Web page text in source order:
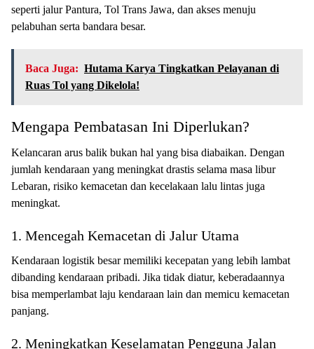
seperti jalur Pantura, Tol Trans Jawa, dan akses menuju
pelabuhan serta bandara besar.
Baca Juga: Hutama Karya Tingkatkan Pelayanan di
Ruas Tol yang Dikelola!
Mengapa Pembatasan Ini Diperlukan?
Kelancaran arus balik bukan hal yang bisa diabaikan. Dengan
jumlah kendaraan yang meningkat drastis selama masa libur
Lebaran, risiko kemacetan dan kecelakaan lalu lintas juga
meningkat.
1. Mencegah Kemacetan di Jalur Utama
Kendaraan logistik besar memiliki kecepatan yang lebih lambat
dibanding kendaraan pribadi. Jika tidak diatur, keberadaannya
bisa memperlambat laju kendaraan lain dan memicu kemacetan
panjang.
2. Meningkatkan Keselamatan Pengguna Jalan